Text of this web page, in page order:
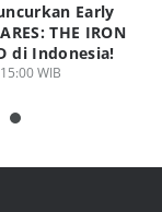
Early
THE IRON
di Indonesia!
WIB